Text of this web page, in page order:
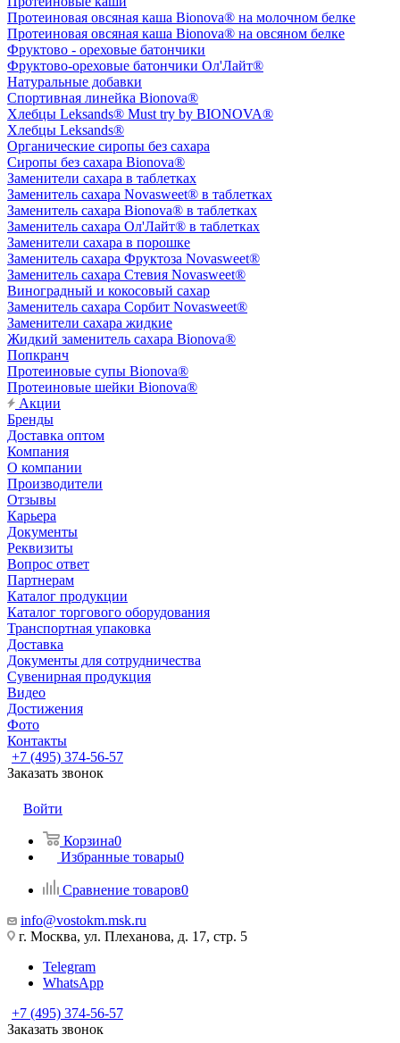
Протеиновая овсяная каша Bionova® на молочном белке
Протеиновая овсяная каша Bionova® на овсяном белке
Фруктово - ореховые батончики
Фруктово-ореховые батончики Ол'Лайт®
Натуральные добавки
Спортивная линейка Bionova®
Хлебцы Leksands® Must try by BIONOVA®
Хлебцы Leksands®
Органические сиропы без сахара
Сиропы без сахара Bionova®
Заменители сахара в таблетках
Заменитель сахара Novasweet® в таблетках
Заменитель сахара Bionova® в таблетках
Заменитель сахара Ол'Лайт® в таблетках
Заменители сахара в порошке
Заменитель сахара Фруктоза Novasweet®
Заменитель сахара Стевия Novasweet®
Виноградный и кокосовый сахар
Заменитель сахара Сорбит Novasweet®
Заменители сахара жидкие
Жидкий заменитель сахара Bionova®
Попкранч
Протеиновые супы Bionova®
Протеиновые шейки Bionova®
Акции
Бренды
Доставка оптом
Компания
О компании
Производители
Отзывы
Карьера
Документы
Реквизиты
Вопрос ответ
Партнерам
Каталог продукции
Каталог торгового оборудования
Транспортная упаковка
Доставка
Документы для сотрудничества
Сувенирная продукция
Видео
Достижения
Фото
Контакты
+7 (495) 374-56-57
Заказать звонок
Войти
Корзина0
Избранные товары0
Сравнение товаров0
info@vostokm.msk.ru
г. Москва, ул. Плеханова, д. 17, стр. 5
Telegram
WhatsApp
+7 (495) 374-56-57
Заказать звонок